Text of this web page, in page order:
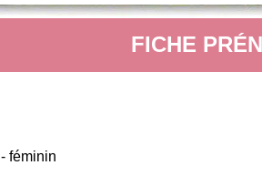
FICHE
- féminin